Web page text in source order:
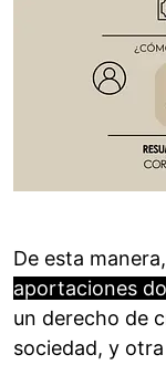
De esta manera,
aportaciones
un derecho de
sociedad, y